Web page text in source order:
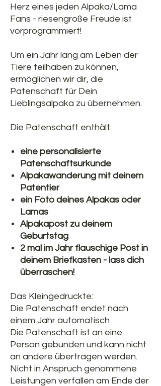
Herz eines jeden Alpaka/Lama
Fans - riesengroße Freude ist
vorprogrammiert!
Um ein Jahr lang am Leben der
Tiere teilhaben zu können,
ermöglichen wir dir, die
Patenschaft für Dein
Lieblingsalpaka zu übernehmen.
Die Patenschaft enthält:
eine personalisierte
Patenschaftsurkunde
Alpakawanderung mit deinem
Patentier
ein Foto deines Alpakas oder
Lamas
Alpakapost zu deinem
Geburtstag
2 mal im Jahr flauschige Post in
deinem Briefkasten - lass dich
überraschen!
Das Kleingedruckte:
Die Patenschaft endet nach
einem Jahr automatisch
Die Patenschaft ist an eine
Person gebunden und kann nicht
an andere übertragen werden.
Nicht in Anspruch genommene
Leistungen verfallen am Ende der